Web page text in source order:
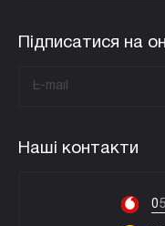
Підписатися на
Наші контакти
05